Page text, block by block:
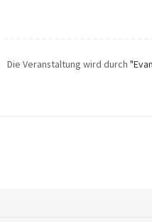
Die Veranstaltung wird durch